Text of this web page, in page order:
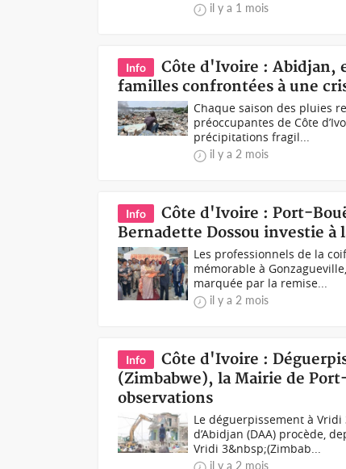
il y a 1 mois
Info
Côte d'Ivoire : Abidjan,
familles confrontées à une
Chaque saison des pluies
préoccupantes de Côte
précipitations fragil...
il y a 2 mois
Info
Côte d'Ivoire : Port-
Bernadette Dossou investie
Les professionnels de la
mémorable à
marquée par la remise...
il y a 2 mois
Info
Côte d'Ivoire :
(Zimbabwe), la Mairie de
observations
Le déguerpissement à
d’Abidjan (DAA) procède,
Vridi 3&nbsp;(Zimbab...
il y a 2 mois